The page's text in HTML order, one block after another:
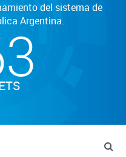
del sistema de
Argentina.